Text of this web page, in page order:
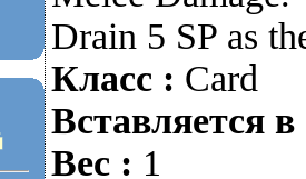
Drain 5 SP as
Класс : Card
Вставляется
Вес : 1